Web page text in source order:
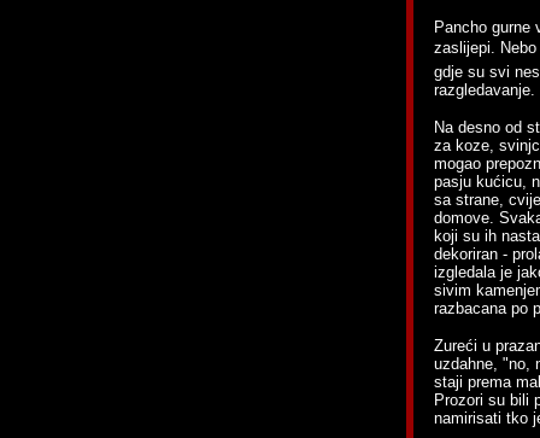
Pancho gurne
zaslijepi.
gdje su svi
razgledavanje.
Na desno od
za koze,
mogao
pasju kućicu,
sa strane,
domove.
koji su ih
dekoriran -
izgledala je
sivim
razbacana po
Zureći u
uzdahne, "no,
staji prema
Prozori su bili
namirisati tko